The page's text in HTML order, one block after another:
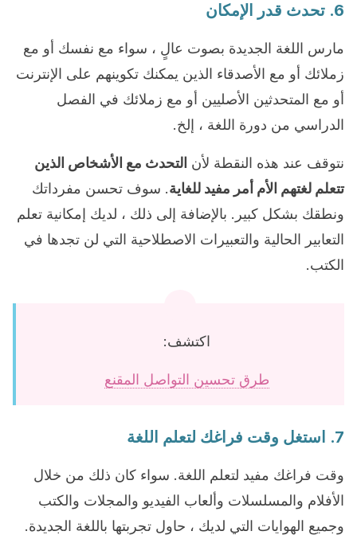
6. تحدث قدر الإمكان
مارس اللغة الجديدة بصوت عالٍ ، سواء مع نفسك أو مع
زملائك أو مع الأصدقاء الذين يمكنك تكوينهم على الإنترنت
أو مع المتحدثين الأصليين أو مع زملائك في الفصل
الدراسي من دورة اللغة ، إلخ.
نتوقف عند هذه النقطة لأن التحدث مع الأشخاص الذين
تتعلم لغتهم الأم أمر مفيد للغاية. سوف تحسن مفرداتك
ونطقك بشكل كبير. بالإضافة إلى ذلك ، لديك إمكانية تعلم
التعابير الحالية والتعبيرات الاصطلاحية التي لن تجدها في
الكتب.
اكتشف:
طرق تحسين التواصل المقنع
7. استغل وقت فراغك لتعلم اللغة
وقت فراغك مفيد لتعلم اللغة. سواء كان ذلك من خلال
الأفلام والمسلسلات وألعاب الفيديو والمجلات والكتب
وجميع الهوايات التي لديك ، حاول تجربتها باللغة الجديدة.